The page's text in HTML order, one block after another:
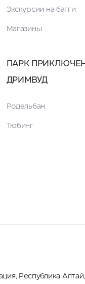
Экскурсии на багги
Магазины
ПАРК
ДРИМВУД
Родельбан
Тюбинг
, Республика Алтай,